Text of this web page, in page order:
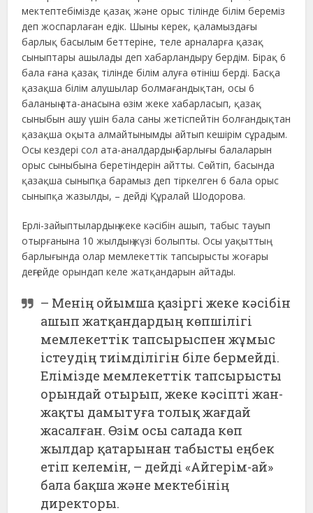
мектептебімізде қазақ және орыс тілінде білім береміз
деп жоспарлаған едік. Шыны керек, қаламыздағы
барлық басылым беттеріне, теле арналарға қазақ
сыныптары ашылады деп хабарландыру бердім. Бірақ 6
бала ғана қазақ тілінде білім алуға өтініш берді. Басқа
қазақша білім алушылар болмағандықтан, осы 6
баланың ата-анасына өзім жеке хабарласып, қазақ
сыныбын ашу үшін бала саны жетіспейтін болғандықтан
қазақша оқыта алмайтынымды айтып кешірім сұрадым.
Осы кездері сол ата-аналдардың барлығы балаларын
орыс сыныбына беретіндерін айтты. Сөйтіп, басында
қазақша сыныпқа барамыз деп тіркелген 6 бала орыс
сыныпқа жазылды, – дейді Құралай Шодорова.
Ерлі-зайыптылардың жеке кәсібін ашып, табыс тауып
отырғанына 10 жылдың жүзі болыпты. Осы уақыттың
барлығында олар мемлекеттік тапсырысты жоғары
деңгейде орындап келе жатқандарын айтады.
– Менің ойымша қазіргі жеке кәсібін
ашып жатқандардың көпшілігі
мемлекеттік тапсырыспен жұмыс
істеудің тиімділігін біле бермейді.
Елімізде мемлекеттік тапсырысты
орындай отырып, жеке кәсіпті жан-
жақты дамытуға толық жағдай
жасалған. Өзім осы салада көп
жылдар қатарынан табысты еңбек
етіп келемін, – дейді «Айгерім-ай»
бала бақша және мектебінің
директоры.